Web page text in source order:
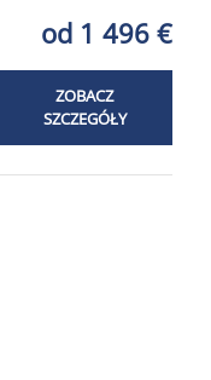
od 1 496 €
ZOBACZ
SZCZEGÓŁY